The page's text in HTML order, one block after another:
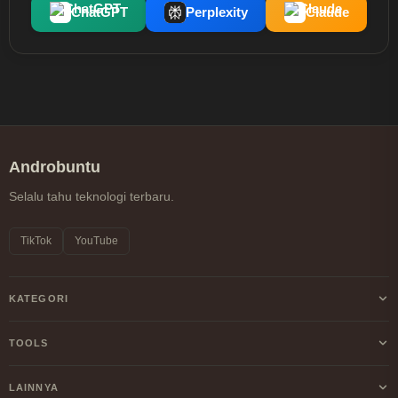
ChatGPT Perplexity Claude
Androbuntu
Selalu tahu teknologi terbaru.
TikTok YouTube
KATEGORI
Android
TOOLS
Kalkulator Profit/Loss Crypto
LAINNYA